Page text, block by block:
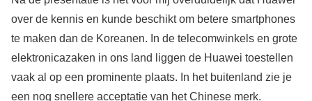
over de kennis en kunde beschikt om betere smartphones
te maken dan de Koreanen. In de telecomwinkels en grote
elektronicazaken in ons land liggen de Huawei toestellen
vaak al op een prominente plaats. In het buitenland zie je
een nog snellere acceptatie van het Chinese merk.